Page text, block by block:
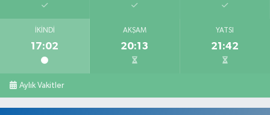
İKINDI
17:02
AKŞAM
20:13
YATSI
21:42
Aylık Vakitler